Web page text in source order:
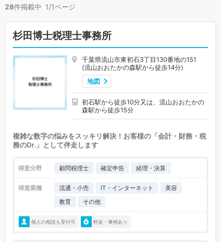
28件掲載中 1/1ページ
杉田博士税理士事務所
千葉県流山市東初石3丁目130番地の151
(流山おおたかの森駅から徒歩14分)
地図
初石駅から徒歩10分又は、流山おおたかの
森駅から徒歩15分
複雑な数字の悩みをスッキリ解決！お客様の「会計・財務・税
務のDr.」として伴走します
得意分野 顧問税理士 確定申告 経理・決算
得意業種 流通・小売 IT・インターネット
美容
教育
その他
個人の相談も受付可 料金・事例あり